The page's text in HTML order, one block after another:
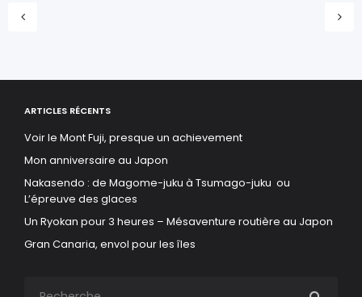
ARTICLES RÉCENTS
Voir le Mont Fuji, presque un achievement
Mon anniversaire au Japon
Nakasendo : de Magome-juku à Tsumago-juku ou
L’épreuve des glaces
Un Ryokan pour 3 heures – Mésaventure routière au Japon
Gran Canaria, envol pour les îles